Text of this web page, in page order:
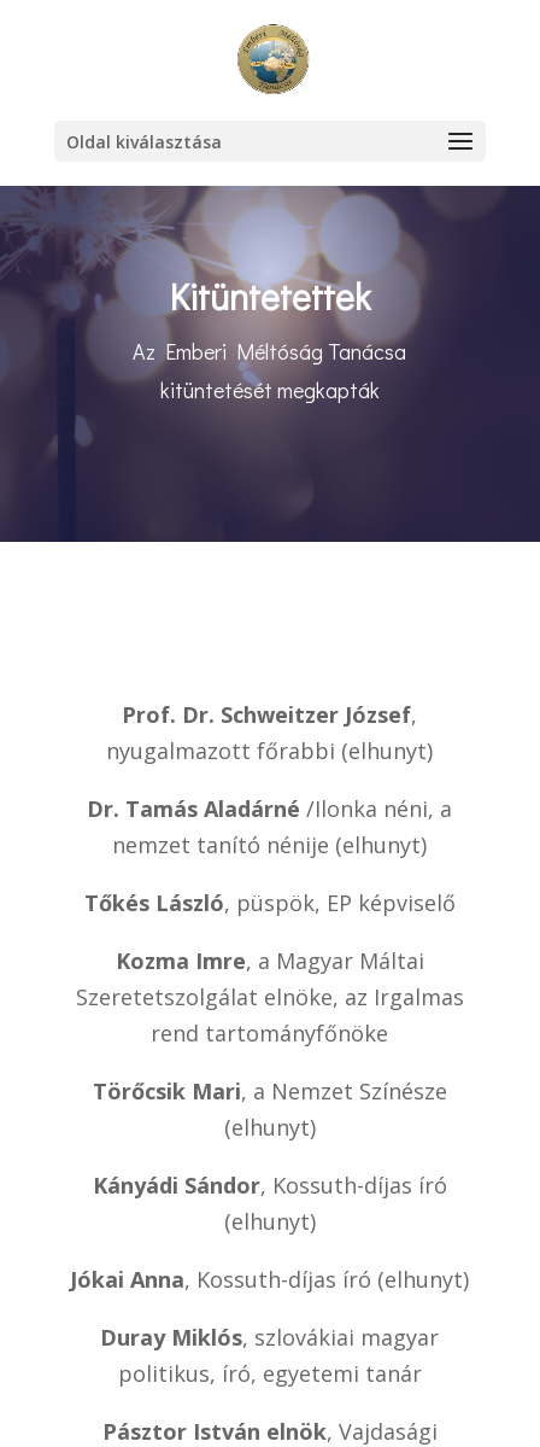
Oldal kiválasztása
Kitüntetettek
Az Emberi Méltóság Tanácsa
kitüntetését megkapták
Prof. Dr. Schweitzer József,
nyugalmazott főrabbi (elhunyt)
Dr. Tamás Aladárné /Ilonka néni, a
nemzet tanító nénije (elhunyt)
Tőkés László, püspök, EP képviselő
Kozma Imre, a Magyar Máltai
Szeretetszolgálat elnöke, az Irgalmas
rend tartományfőnöke
Törőcsik Mari, a Nemzet Színésze
(elhunyt)
Kányádi Sándor, Kossuth-díjas író
(elhunyt)
Jókai Anna, Kossuth-díjas író (elhunyt)
Duray Miklós, szlovákiai magyar
politikus, író, egyetemi tanár
Pásztor István elnök, Vajdasági